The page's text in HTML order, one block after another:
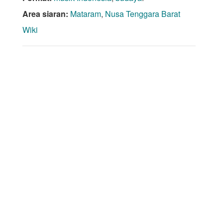
Area siaran: Mataram, Nusa Tenggara Barat
Wiki